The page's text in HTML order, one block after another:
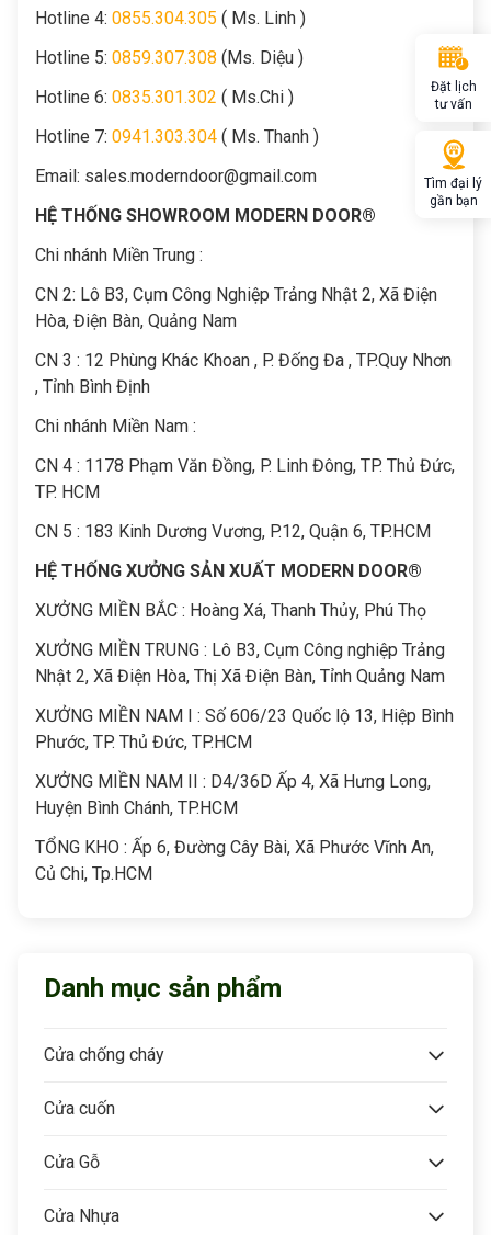
Hotline 4: 0855.304.305 ( Ms. Linh )
Hotline 5: 0859.307.308 (Ms. Diệu )
Hotline 6: 0835.301.302 ( Ms.Chi )
Hotline 7: 0941.303.304 ( Ms. Thanh )
Email: sales.moderndoor@gmail.com
HỆ THỐNG SHOWROOM MODERN DOOR®
Chi nhánh Miền Trung :
CN 2: Lô B3, Cụm Công Nghiệp Trảng Nhật 2, Xã Điện
Hòa, Điện Bàn, Quảng Nam
CN 3 : 12 Phùng Khác Khoan , P. Đống Đa , TP.Quy Nhơn
, Tỉnh Bình Định
Chi nhánh Miền Nam :
CN 4 : 1178 Phạm Văn Đồng, P. Linh Đông, TP. Thủ Đức,
TP. HCM
CN 5 : 183 Kinh Dương Vương, P.12, Quận 6, TP.HCM
HỆ THỐNG XƯỞNG SẢN XUẤT MODERN DOOR®
XƯỞNG MIỀN BẮC : Hoàng Xá, Thanh Thủy, Phú Thọ
XƯỞNG MIỀN TRUNG : Lô B3, Cụm Công nghiệp Trảng
Nhật 2, Xã Điện Hòa, Thị Xã Điện Bàn, Tỉnh Quảng Nam
XƯỞNG MIỀN NAM I : Số 606/23 Quốc lộ 13, Hiệp Bình
Phước, TP. Thủ Đức, TP.HCM
XƯỞNG MIỀN NAM II : D4/36D Ấp 4, Xã Hưng Long,
Huyện Bình Chánh, TP.HCM
TỔNG KHO : Ấp 6, Đường Cây Bài, Xã Phước Vĩnh An,
Củ Chi, Tp.HCM
Danh mục sản phẩm
Cửa chống cháy
Cửa cuốn
Cửa Gỗ
Cửa Nhựa
Đặt lịch
tư vấn
Tìm đại lý
gần bạn